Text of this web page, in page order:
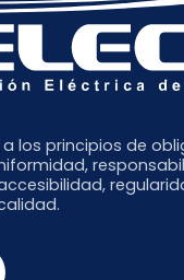
los principios de